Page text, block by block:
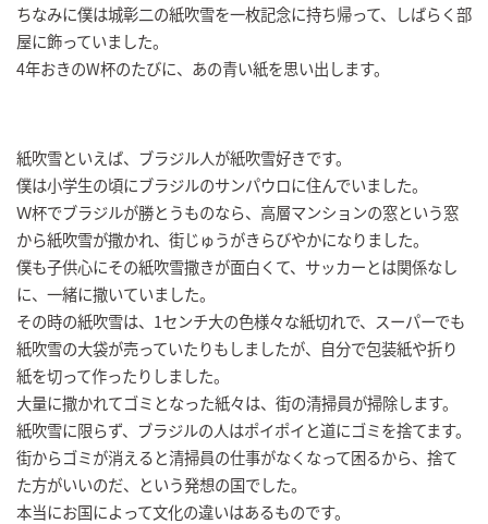
ちなみに僕は城彰二の紙吹雪を一枚記念に持ち帰って、しばらく部
屋に飾っていました。
4年おきのW杯のたびに、あの青い紙を思い出します。
紙吹雪といえば、ブラジル人が紙吹雪好きです。
僕は小学生の頃にブラジルのサンパウロに住んでいました。
Ｗ杯でブラジルが勝とうものなら、高層マンションの窓という窓
から紙吹雪が撒かれ、街じゅうがきらびやかになりました。
僕も子供心にその紙吹雪撒きが面白くて、サッカーとは関係なし
に、一緒に撒いていました。
その時の紙吹雪は、1センチ大の色様々な紙切れで、スーパーでも
紙吹雪の大袋が売っていたりもしましたが、自分で包装紙や折り
紙を切って作ったりしました。
大量に撒かれてゴミとなった紙々は、街の清掃員が掃除します。
紙吹雪に限らず、ブラジルの人はポイポイと道にゴミを捨てます。
街からゴミが消えると清掃員の仕事がなくなって困るから、捨て
た方がいいのだ、という発想の国でした。
本当にお国によって文化の違いはあるものです。